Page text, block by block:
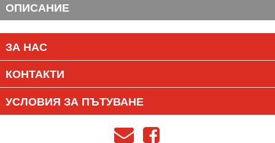
ОПИСАНИЕ
ЗА НАС
КОНТАКТИ
УСЛОВИЯ ЗА ПЪТУВАНЕ